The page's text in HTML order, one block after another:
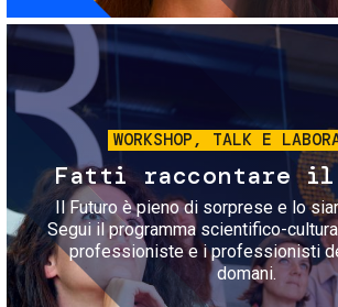
Immagine
WORKSHOP, TALK E
Fatti raccontare il
Il Futuro è pieno di sorprese e lo
Segui il programma scientifico-
professioniste e i professionisti
domani.